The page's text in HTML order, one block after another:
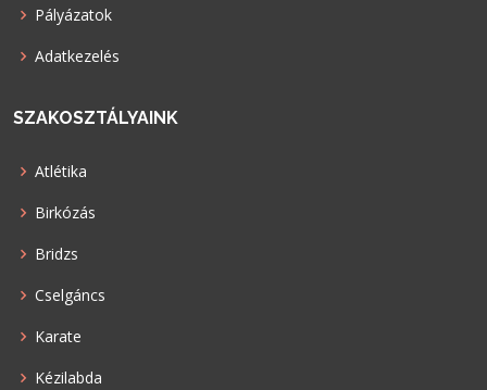
Pályázatok
Adatkezelés
SZAKOSZTÁLYAINK
Atlétika
Birkózás
Bridzs
Cselgáncs
Karate
Kézilabda